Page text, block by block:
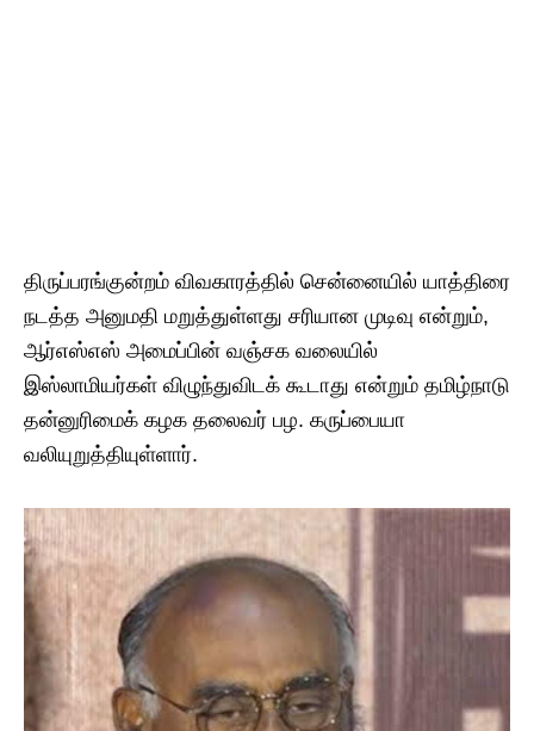
திருப்பரங்குன்றம் விவகாரத்தில் சென்னையில் யாத்திரை
நடத்த அனுமதி மறுத்துள்ளது சரியான முடிவு என்றும்,
ஆர்எஸ்எஸ் அமைப்பின் வஞ்சக வலையில்
இஸ்லாமியர்கள் விழுந்துவிடக் கூடாது என்றும் தமிழ்நாடு
தன்னுரிமைக் கழக தலைவர் பழ. கருப்பையா
வலியுறுத்தியுள்ளார்.